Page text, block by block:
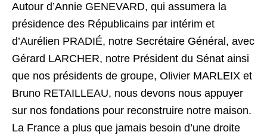
Autour d’Annie GENEVARD, qui assumera la
présidence des Républicains par intérim et
d’Aurélien PRADIÉ, notre Secrétaire Général, avec
Gérard LARCHER, notre Président du Sénat ainsi
que nos présidents de groupe, Olivier MARLEIX et
Bruno RETAILLEAU, nous devons nous appuyer
sur nos fondations pour reconstruire notre maison.
La France a plus que jamais besoin d’une droite